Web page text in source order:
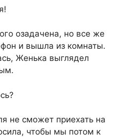
озадачена, но все же
и вышла из комнаты.
Женька выглядел
не сможет приехать на
чтобы мы потом к